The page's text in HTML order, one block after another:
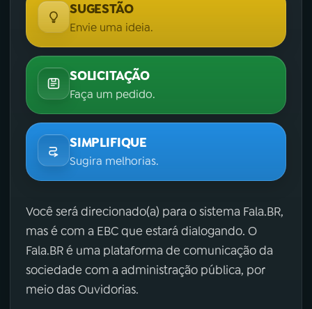
SUGESTÃO
Envie uma ideia.
SOLICITAÇÃO
Faça um pedido.
SIMPLIFIQUE
Sugira melhorias.
Você será direcionado(a) para o sistema Fala.BR,
mas é com a EBC que estará dialogando. O
Fala.BR é uma plataforma de comunicação da
sociedade com a administração pública, por
meio das Ouvidorias.